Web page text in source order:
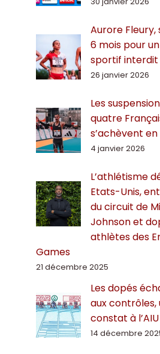
Aurore Fleury,
6 mois pour
sportif interdit
26 janvier 2026
Les
quatre
s’achèvent en
4 janvier 2026
L’athlétisme
Etats-Unis,
du circuit de
Johnson et
athlètes des
Games
21 décembre 2025
Les dopés
aux
constat à l’AIU
14 décembre